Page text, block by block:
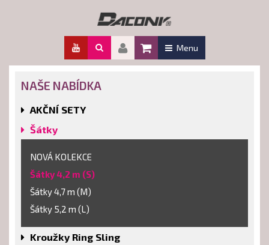
Menu
NAŠE NABÍDKA
AKČNÍ SETY
Šátky
NOVÁ KOLEKCE
Šátky 4,2 m (S)
Šátky 4,7 m (M)
Šátky 5,2 m (L)
Kroužky Ring Sling